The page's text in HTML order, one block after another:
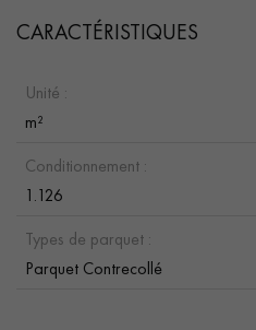
CARACTÉRISTIQUES
Unité :
m²
Conditionnement :
1.126
Types de parquet :
Parquet Contrecollé